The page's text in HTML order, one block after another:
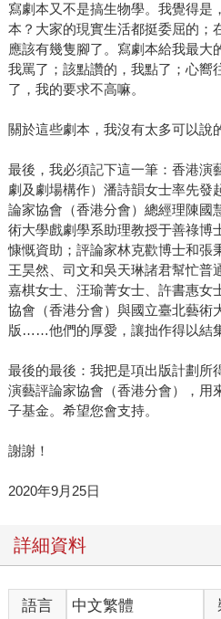
寫劇本又不是搞生物學。我覺得是
本？大家的現實生活都挺委屈的；
應該有幾隻腳了。寫劇本給我最大
我罵了；該點讚的，我點了；心嚮
了，我的要求不高嘛。
關於這些劇本，我沒有太多可以說
最後，我必須記下這一筆：香港演
劇及劇場構作）潘詩韻女士率先發
論家協會（香港分會）總經理陳國
術大學戲劇學系助理教授于善祿博
慷慨資助；評論家林克歡博士和張
王昊然、司文和吳天琳諸君幫忙普
嘉棋女士、汪瑜菁女士、許書惠女
協會（香港分會）與國立臺北藝術
版……他們的厚愛，讓拙作得以結
最後的最後：我把是項出版計劃所
演藝評論家協會（香港分會），用
子基金。希望您會支持。
謝謝！
2020年9月25日
詳細資料
語言 中文繁體